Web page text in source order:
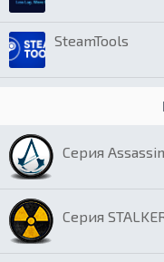
SteamTools
Серия
Серия